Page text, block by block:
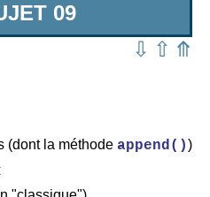
09
⇩ ⇧ ⤊
(dont la méthode append())